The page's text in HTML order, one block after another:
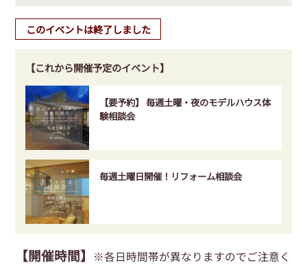
このイベントは終了しました
【これから開催予定のイベント】
【要予約】 毎週土曜・夜のモデルハウス体
験相談会
毎週土曜日開催！リフォーム相談会
【開催時間】
※各日時間帯が異なりますのでご注意く